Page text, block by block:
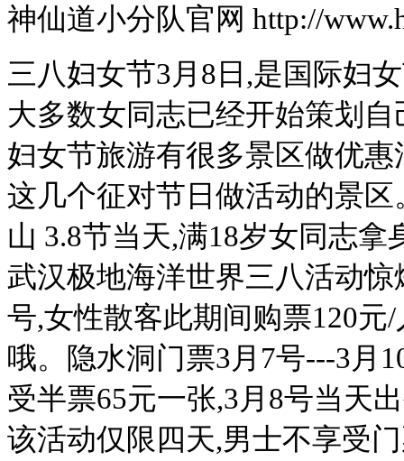
神仙道小分队官网 http://
三八妇女节3月8日,是国际妇
大多数女同志已经开始策划
妇女节旅游有很多景区做优
这几个征对节日做活动的景
山 3.8节当天,满18岁女同志
武汉极地海洋世界三八活动惊
号,女性散客此期间购票120元
哦。隐水洞门票3月7号---3月
受半票65元一张,3月8号当天
该活动仅限四天,男士不享受